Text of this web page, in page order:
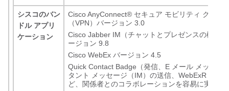
シスコのバン
ドル アプリ
ケーション
Cisco AnyConnect® セキュア モビリティ クライ
（VPN）バージョン 3.0
Cisco Jabber IM（チャットとプレゼンスの機能
ージョン 9.8
Cisco WebEx バージョン 4.5
Quick Contact Badge（発信、E メール メッセー
タント メッセージ（IM）の送信、WebExR 会議
ど、関係者とのコラボレーションを容易に実現）